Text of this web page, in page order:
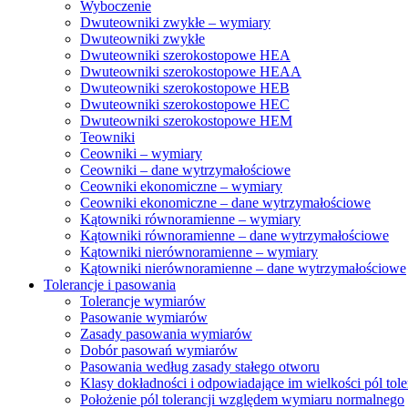
Wyboczenie
Dwuteowniki zwykłe – wymiary
Dwuteowniki zwykłe
Dwuteowniki szerokostopowe HEA
Dwuteowniki szerokostopowe HEAA
Dwuteowniki szerokostopowe HEB
Dwuteowniki szerokostopowe HEC
Dwuteowniki szerokostopowe HEM
Teowniki
Ceowniki – wymiary
Ceowniki – dane wytrzymałościowe
Ceowniki ekonomiczne – wymiary
Ceowniki ekonomiczne – dane wytrzymałościowe
Kątowniki równoramienne – wymiary
Kątowniki równoramienne – dane wytrzymałościowe
Kątowniki nierównoramienne – wymiary
Kątowniki nierównoramienne – dane wytrzymałościowe
Tolerancje i pasowania
Tolerancje wymiarów
Pasowanie wymiarów
Zasady pasowania wymiarów
Dobór pasowań wymiarów
Pasowania według zasady stałego otworu
Klasy dokładności i odpowiadające im wielkości pól
Położenie pól tolerancji względem wymiaru normalnego